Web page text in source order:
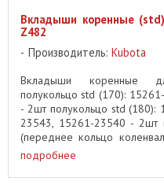
Вкладыши коренные
Z482
Производитель: Kubota
Вкладыши коренные
полукольцо std (170):
- 2шт полукольцо std (180):
23543, 15261-23540 - 2шт
(переднее кольцо
23474, 15861-23470 - 1шт
подробнее